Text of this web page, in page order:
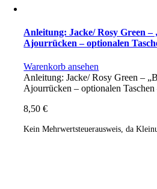
Anleitung: Jacke/ Rosy Green
Ajourrücken – optionalen
Warenkorb ansehen
Anleitung: Jacke/ Rosy Green –
Ajourrücken – optionalen Taschen
8,50€
Kein Mehrwertsteuerausweis, da